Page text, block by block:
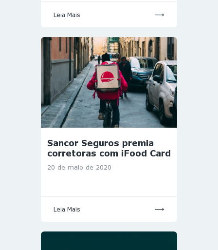
Leia Mais
Sancor Seguros premia
corretoras com iFood Card
20 de maio de 2020
Leia Mais